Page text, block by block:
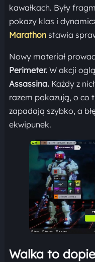
kawałkach. Były
pokazy klas i
Marathonstawia
Nowy materiał
Perimeter.W akcji
Assassina.Każdy z
razem pokazują, o co
zapadają szybko, a
ekwipunek.
Walka to